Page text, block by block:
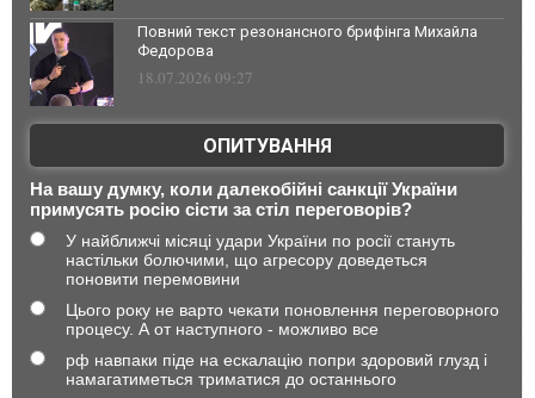
Повний текст резонансного брифінга Михайла
Федорова
18.07.2026 09:27
ОПИТУВАННЯ
На вашу думку, коли далекобійні санкції України
примусять росію сісти за стіл переговорів?
У найближчі місяці удари України по росії стануть
настільки болючими, що агресору доведеться
поновити перемовини
Цього року не варто чекати поновлення переговорного
процесу. А от наступного - можливо все
рф навпаки піде на ескалацію попри здоровий глузд і
намагатиметься триматися до останнього